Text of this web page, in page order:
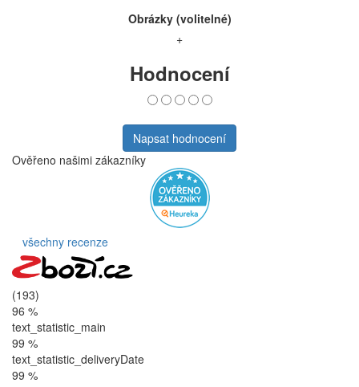
Obrázky (volitelné)
+
Hodnocení
Napsat hodnocení
Ověřeno našimi zákazníky
všechny recenze
(193)
96 %
text_statistic_main
99 %
text_statistic_deliveryDate
99 %